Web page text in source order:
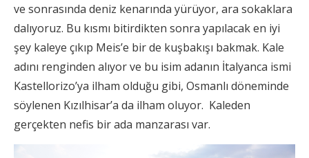
ve sonrasında deniz kenarında yürüyor, ara sokaklara
dalıyoruz. Bu kısmı bitirdikten sonra yapılacak en iyi
şey kaleye çıkıp Meis’e bir de kuşbakışı bakmak. Kale
adını renginden alıyor ve bu isim adanın İtalyanca ismi
Kastellorizo’ya ilham olduğu gibi, Osmanlı döneminde
söylenen Kızılhisar’a da ilham oluyor. Kaleden
gerçekten nefis bir ada manzarası var.